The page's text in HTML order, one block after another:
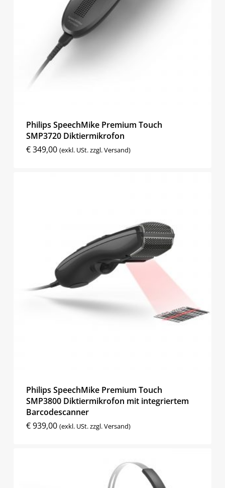
Philips SpeechMike Premium Touch
SMP3720 Diktiermikrofon
€349,00 (exkl. USt. zzgl. Versand)
Philips SpeechMike Premium Touch
SMP3800 Diktiermikrofon mit integriertem
Barcodescanner
€939,00 (exkl. USt. zzgl. Versand)